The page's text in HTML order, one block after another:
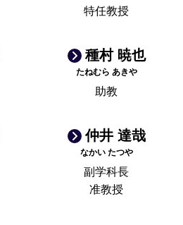
特任教授
種村 暁也
たねむら あきや
助教
仲井 達哉
なかい たつや
副学科長
准教授